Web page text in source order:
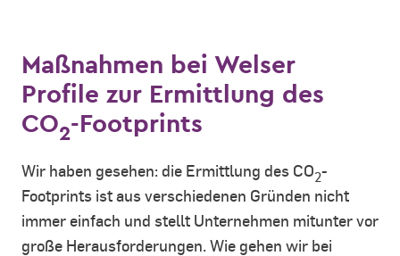
Maßnahmen bei Welser
Profile zur Ermittlung des
CO2-Footprints
Wir haben gesehen: die Ermittlung des CO2-
Footprints ist aus verschiedenen Gründen nicht
immer einfach und stellt Unternehmen mitunter vor
große Herausforderungen. Wie gehen wir bei